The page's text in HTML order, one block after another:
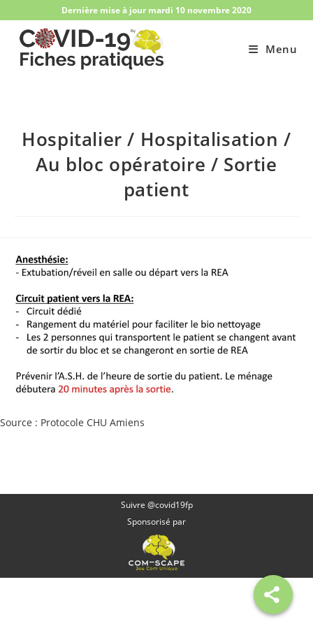
content
Dernière mise à jour mardi 10 novembre 2020
Menu
Hospitalier / Hospitalisation /
Au bloc opératoire​ / Sortie
patient
Source : Protocole CHU Amiens
Suivre @covid19fp
Sponsorisé par